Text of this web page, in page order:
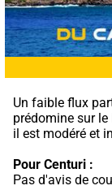
Un faible flux
prédomine sur
il est modéré et
Pour Centuri :
Pas d'avis de